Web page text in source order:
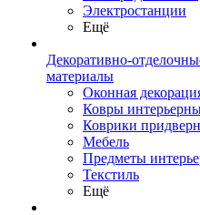
Электростанции
Ещё
Декоративно-
материалы
Оконная
Ковры
Коврики
Мебель
Предметы
Текстиль
Ещё